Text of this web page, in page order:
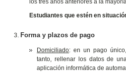
los tres años anteriores a la
Estudiantes que estén en
Forma y plazos de pago
Domiciliado: en un pago
tanto, rellenar los datos de
aplicación informática de